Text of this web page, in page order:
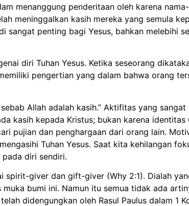
menanggung penderitaan oleh karena
meninggalkan kasih mereka yang semula
sangat penting bagi Yesus, bahkan melebihi
diri Tuhan Yesus. Ketika seseorang
pengertian yang dalam bahwa orang
Allah adalah kasih.” Aktifitas yang
kasih kepada Kristus; bukan karena identitas
pujian dan penghargaan dari orang lain.
Tuhan Yesus. Saat kita kehilangan
diri sendiri.
spirit-giver dan gift-giver (Why 2:1). Dialah
bumi ini. Namun itu semua tidak ada
didengungkan oleh Rasul Paulus dalam 1